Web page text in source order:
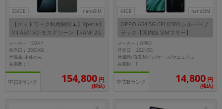
256GB nanoSIM
【ネットワーク利用制限▲】Xperia1
VII A501SO モスグリーン【RAM12G
B/ROM256GB SoftBank版SIMフリ
ー】
メーカー：SONY
発売日： 2025/06
付属品: 本体のみ
在庫数：1
中古Bランク 154,800 円
(税込)
64GB nanoSIM
OPPO A54 5G CPH2303 シルバーブ
ラック【国内版 SIMフリー】
メーカー：OPPO
発売日： 2021/06
付属品: 箱/SIMピン/ケース/マニュアル
在庫数：1
中古Bランク 14,800 円
(税込)
商品ジャンルの絞り込み
「スマートフォン」「タブレット」など
シリーズ
商品シリーズ名・ブランド名の絞り込み。
「iPhone」「Xperia」「Galaxy」など